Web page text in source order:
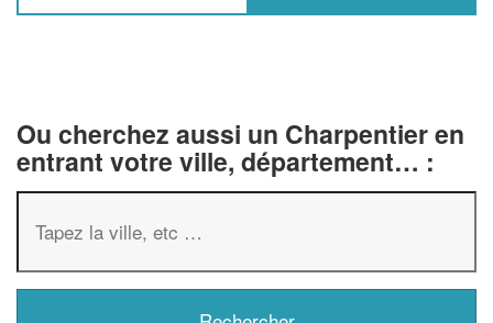
Ou cherchez aussi un Charpentier en
entrant votre ville, département… :